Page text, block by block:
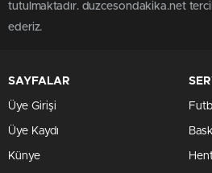
tutulmaktadır. duzcesondakika.net
ederiz.
SAYFALAR
Üye Girişi
Üye Kaydı
Künye